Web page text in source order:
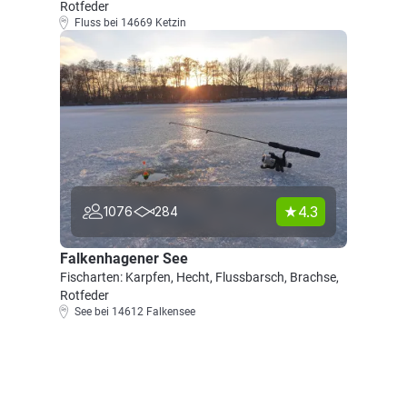
Rotfeder
Fluss bei 14669 Ketzin
1076 284 4.3
Falkenhagener See
Fischarten: Karpfen, Hecht, Flussbarsch, Brachse,
Rotfeder
See bei 14612 Falkensee